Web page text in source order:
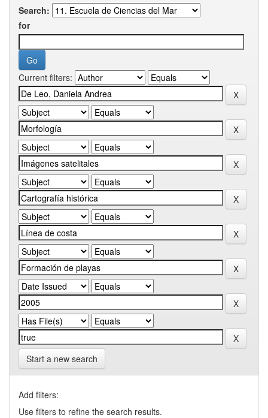
Search:
for
Current filters:
Start a new search
Add filters:
Use filters to refine the search results.